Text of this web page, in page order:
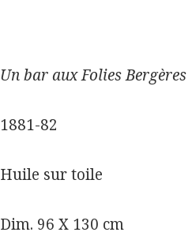
Un bar aux Folies Bergères
1881-82
Huile sur toile
Dim. 96 X 130 cm